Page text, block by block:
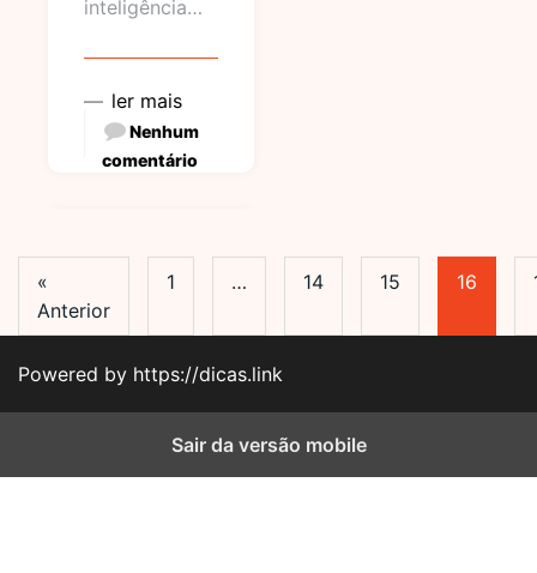
inteligência…
ler mais
Nenhum
comentário
«
Anterior
1 … 14 15 16
Powered by https://dicas.link
Sair da versão mobile